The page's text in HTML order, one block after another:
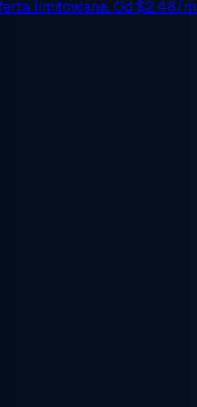
limitowana. Od $2.48/